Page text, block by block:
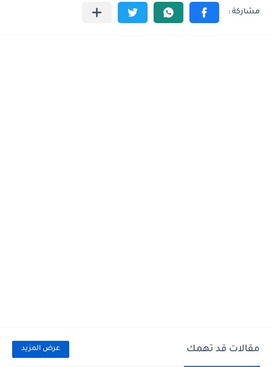
مقالات قد تهمك عرض المزيد